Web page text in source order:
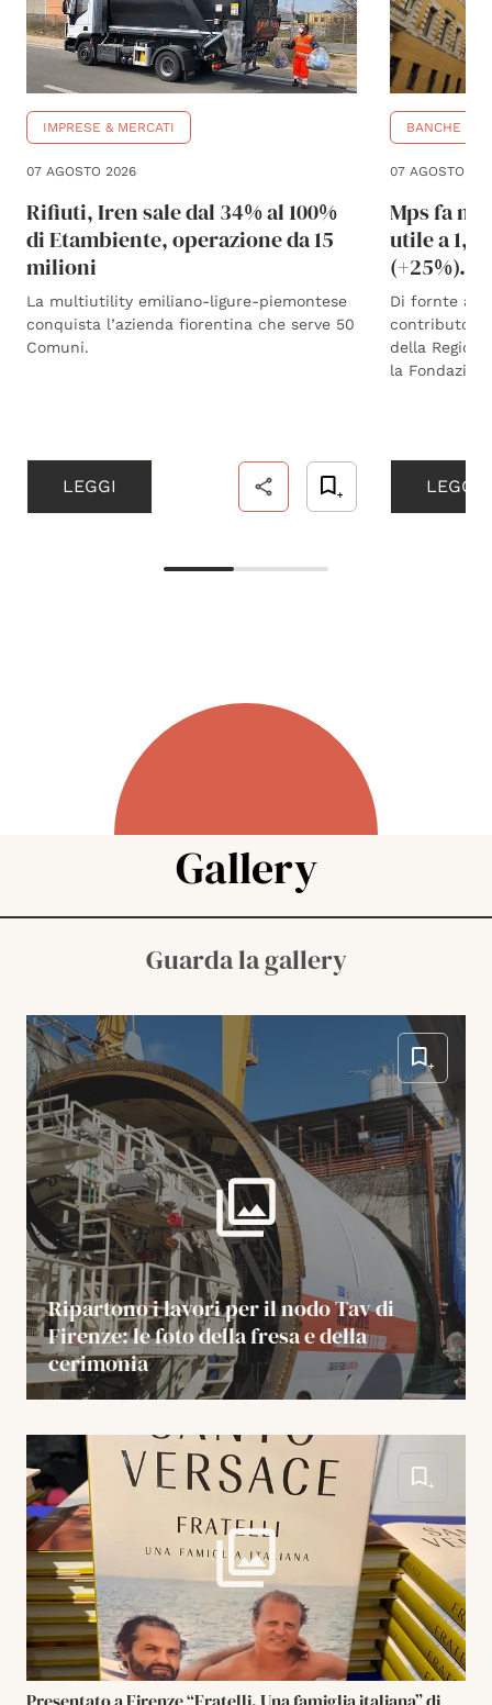
IMPRESE & MERCATI
07 AGOSTO 2026
Rifiuti, Iren sale dal 34% al 100%
di Etambiente, operazione da 15
milioni
La multiutility emiliano-ligure-piemontese
conquista l’azienda fiorentina che serve 50
Comuni.
LEGGI
BANCHE
07 AGOSTO
Mps fa
utile a 1,1
(+25%).
Di fornte ai
contributo di
della
la
LEGGI
Gallery
Guarda la gallery
Ripartono i lavori per il nodo Tav di
Firenze: le foto della fresa e della
cerimonia